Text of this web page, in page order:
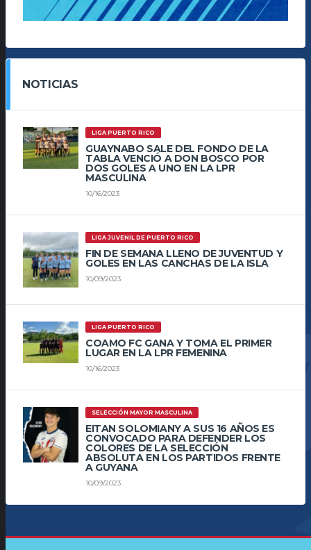
NOTICIAS
LIGA PUERTO RICO
GUAYNABO SALE DEL FONDO DE LA
TABLA VENCIÓ A DON BOSCO POR
DOS GOLES A UNO EN LA LPR
MASCULINA
10/16/2023
LIGA JUVENIL DE PUERTO RICO
FIN DE SEMANA LLENO DE JUVENTUD Y
GOLES EN LAS CANCHAS DE LA ISLA
10/09/2023
LIGA PUERTO RICO
COAMO FC GANA Y TOMA EL PRIMER
LUGAR EN LA LPR FEMENINA
10/16/2023
SELECCIÓN MAYOR MASCULINA
EITAN SOLOMIANY A SUS 16 AÑOS ES
CONVOCADO PARA DEFENDER LOS
COLORES DE LA SELECCIÓN
ABSOLUTA EN LOS PARTIDOS FRENTE
A GUYANA
10/09/2023